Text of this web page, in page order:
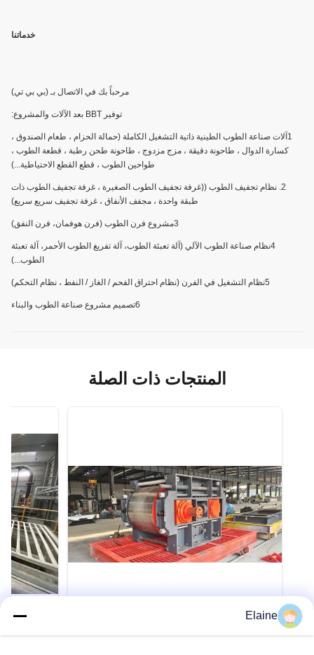
خدماتنا
مرحباً بك في الاتصال بـ (بي بي تي)
توفير BBT بعد الآلات والمشروع:
1آلات صناعة الطوب الطينية ذاتية التشغيل الكاملة (حمالة الحزام ، طعام الصندوق ،
كسارة الدوال ، طاحونة دقيقة ، مزج مزدوج ، طاحونة طحن رطبة ، قطعة الطوب ،
طواحين الطوب ، قطع القطع الاحتياطية...)
2. نظام تجفيف الطوب ((غرفة تجفيف الطوب الصغيرة ، غرفة تجفيف الطوب ذات
طبقة واحدة ، مجفف الأنفاق ، غرفة تجفيف سريع سريع)
3مشروع فرن الطوب (فرن هوفمان، فرن النفق)
4نظام صناعة الطوب الآلي (آلة تعبئة الطوب، آلة تفريغ الطوب الأحمر، آلة تعبئة
الطوب...)
5نظام التشغيل في الفرن (نظام احتراق الفحم / الغاز / النفط ، نظام التحكم)
6تصميم مشروع صناعة الطوب والبناء
المنتجات ذات الصلة
GS1200 High Fine Double Roller
Elaine